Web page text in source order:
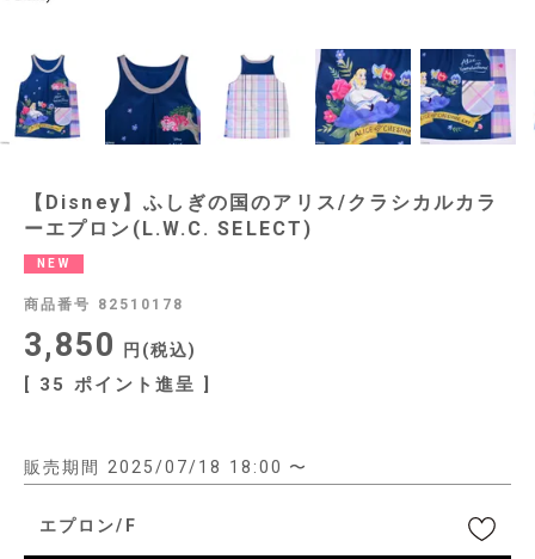
【Disney】ふしぎの国のアリス/クラシカルカラ
ーエプロン(L.W.C. SELECT)
NEW
商品番号 82510178
3,850 税込
[ 35 ポイント進呈 ]
販売期間 2025/07/18 18:00 〜
エプロン/F